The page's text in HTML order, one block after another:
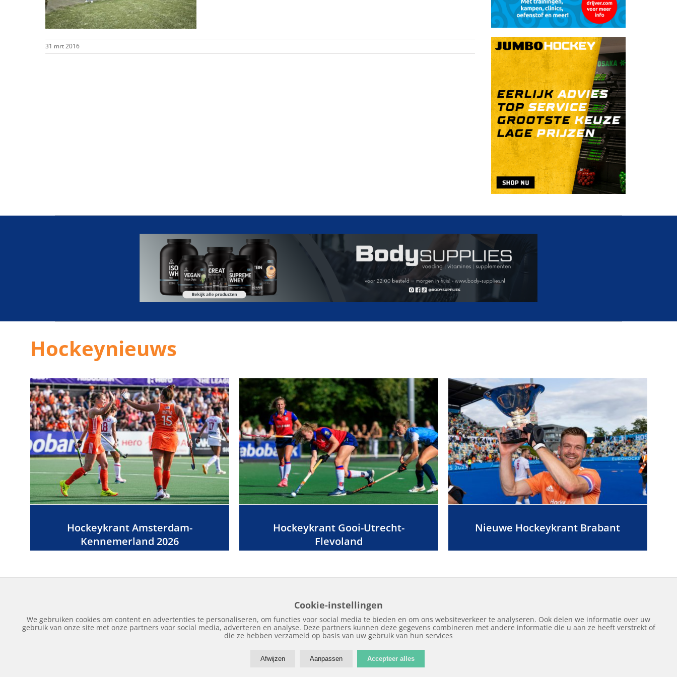
31 mrt 2016
Hockeynieuws
Hockeykrant Amsterdam-
Kennemerland 2026
Hockeykrant Gooi-Utrecht-
Flevoland
Nieuwe Hockeykrant Brabant
Home Edities Over Hockeykrant Adverteren Contact Nieuws Archief
Copyright © 2018 | Hockeykrant.nl | Realisatie:Site Online
Cookie-instellingen
We gebruiken cookies om content en advertenties te personaliseren, om functies voor social media te bieden en om ons websiteverkeer te analyseren. Ook delen we informatie over uw
gebruik van onze site met onze partners voor social media, adverteren en analyse. Deze partners kunnen deze gegevens combineren met andere informatie die u aan ze heeft verstrekt of
die ze hebben verzameld op basis van uw gebruik van hun services
Afwijzen Aanpassen Accepteer alles